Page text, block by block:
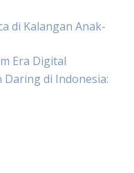
di Kalangan Anak-
Era Digital
di Indonesia: